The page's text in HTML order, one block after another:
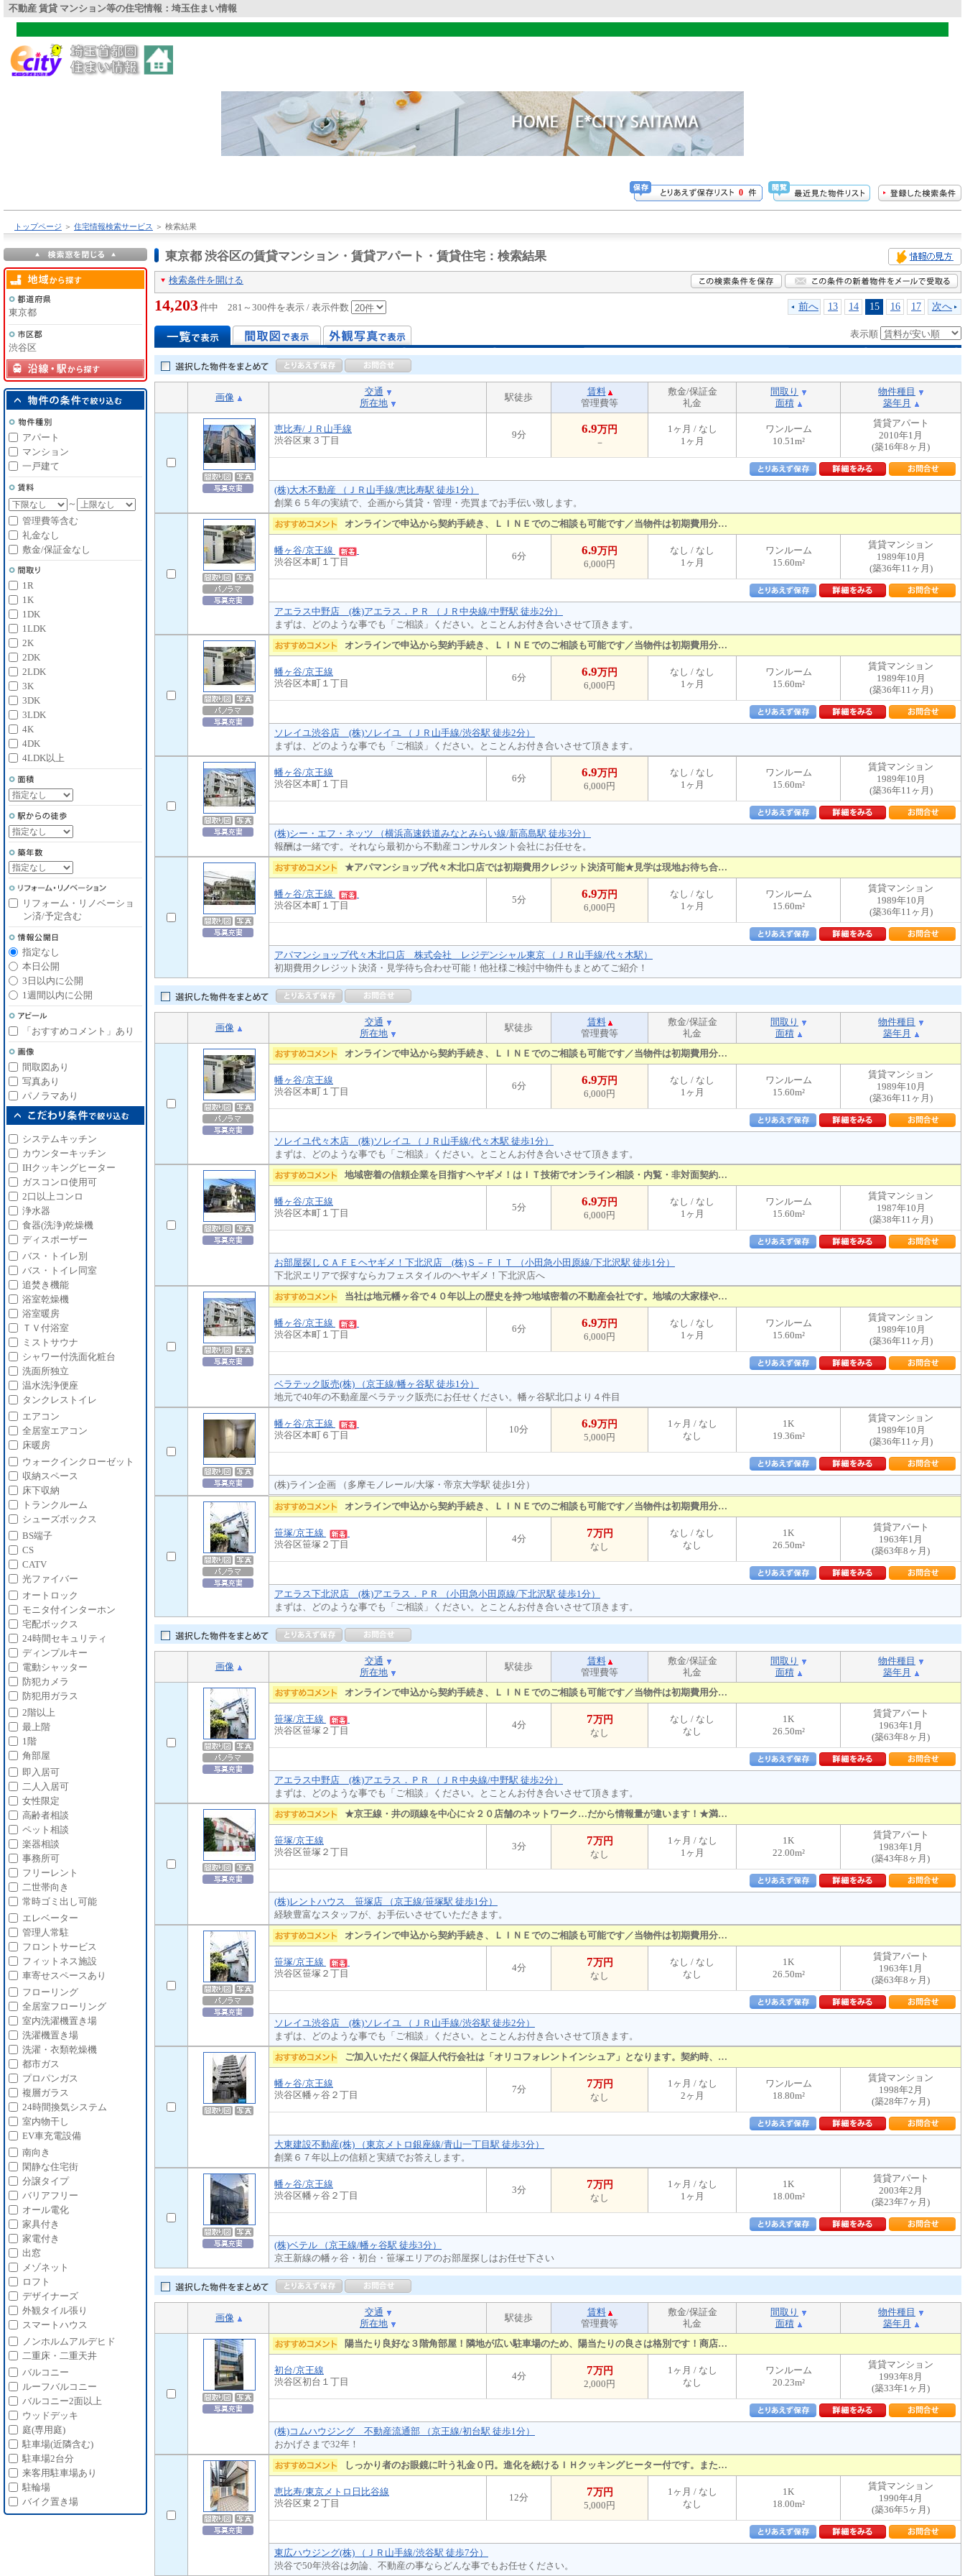
不動産 賃貸 マンション等の住宅情報：埼玉住まい情報
0
トップページ ＞ 住宅情報検索サービス ＞ 検索結果
東京都 渋谷区の賃貸マンション・賃貸アパート・賃貸住宅 ：検索結果
検索条件を開ける
14,203件中 281～300件を表示 / 表示件数 前へ 13 14 15 16 17 次へ
表示順
画像
交通
所在地
駅徒歩
賃料
管理費等
敷金/保証金
礼金
間取り
面積
物件種目
築年月
恵比寿/ＪＲ山手線
渋谷区東３丁目
9分 6.9万円
－
1ヶ月 / なし
1ヶ月
ワンルーム
10.51m²
賃貸アパート
2010年1月
(築16年8ヶ月)
(株)大木不動産 （ＪＲ山手線/恵比寿駅 徒歩1分）
創業６５年の実績で、企画から賃貸・管理・売買までお手伝い致します。
オンラインで申込から契約手続き、ＬＩＮＥでのご相談も可能です／当物件は初期費用分…
幡ヶ谷/京王線
渋谷区本町１丁目
6分 6.9万円
6,000円
なし / なし
1ヶ月
ワンルーム
15.60m²
賃貸マンション
1989年10月
(築36年11ヶ月)
アエラス中野店 (株)アエラス．ＰＲ （ＪＲ中央線/中野駅 徒歩2分）
まずは、どのような事でも「ご相談」ください。とことんお付き合いさせて頂きます。
オンラインで申込から契約手続き、ＬＩＮＥでのご相談も可能です／当物件は初期費用分…
幡ヶ谷/京王線
渋谷区本町１丁目
6分 6.9万円
6,000円
なし / なし
1ヶ月
ワンルーム
15.60m²
賃貸マンション
1989年10月
(築36年11ヶ月)
ソレイユ渋谷店 (株)ソレイユ （ＪＲ山手線/渋谷駅 徒歩2分）
まずは、どのような事でも「ご相談」ください。とことんお付き合いさせて頂きます。
幡ヶ谷/京王線
渋谷区本町１丁目
6分 6.9万円
6,000円
なし / なし
1ヶ月
ワンルーム
15.60m²
賃貸マンション
1989年10月
(築36年11ヶ月)
(株)シー・エフ・ネッツ （横浜高速鉄道みなとみらい線/新高島駅 徒歩3分）
報酬は一緒です。それなら最初から不動産コンサルタント会社にお任せを。
★アパマンショップ代々木北口店では初期費用クレジット決済可能★見学は現地お待ち合…
幡ヶ谷/京王線
渋谷区本町１丁目
5分 6.9万円
6,000円
なし / なし
1ヶ月
ワンルーム
15.60m²
賃貸マンション
1989年10月
(築36年11ヶ月)
アパマンショップ代々木北口店 株式会社 レジデンシャル東京 （ＪＲ山手線/代々木駅）
初期費用クレジット決済・見学待ち合わせ可能！他社様ご検討中物件もまとめてご紹介！
画像
交通
所在地
駅徒歩
賃料
管理費等
敷金/保証金
礼金
間取り
面積
物件種目
築年月
オンラインで申込から契約手続き、ＬＩＮＥでのご相談も可能です／当物件は初期費用分…
幡ヶ谷/京王線
渋谷区本町１丁目
6分 6.9万円
6,000円
なし / なし
1ヶ月
ワンルーム
15.60m²
賃貸マンション
1989年10月
(築36年11ヶ月)
ソレイユ代々木店 (株)ソレイユ （ＪＲ山手線/代々木駅 徒歩1分）
まずは、どのような事でも「ご相談」ください。とことんお付き合いさせて頂きます。
地域密着の信頼企業を目指すヘヤギメ！はＩＴ技術でオンライン相談・内覧・非対面契約…
幡ヶ谷/京王線
渋谷区本町１丁目
5分 6.9万円
6,000円
なし / なし
1ヶ月
ワンルーム
15.60m²
賃貸マンション
1987年10月
(築38年11ヶ月)
お部屋探しＣＡＦＥヘヤギメ！下北沢店 (株)Ｓ－ＦＩＴ （小田急小田原線/下北沢駅 徒歩1分）
下北沢エリアで探すならカフェスタイルのヘヤギメ！下北沢店へ
当社は地元幡ヶ谷で４０年以上の歴史を持つ地域密着の不動産会社です。地域の大家様や…
幡ヶ谷/京王線
渋谷区本町１丁目
6分 6.9万円
6,000円
なし / なし
1ヶ月
ワンルーム
15.60m²
賃貸マンション
1989年10月
(築36年11ヶ月)
ベラテック販売(株) （京王線/幡ヶ谷駅 徒歩1分）
地元で40年の不動産屋ベラテック販売にお任せください。幡ヶ谷駅北口より４件目
幡ヶ谷/京王線
渋谷区本町６丁目
10分 6.9万円
5,000円
1ヶ月 / なし
なし
1K
19.36m²
賃貸マンション
1989年10月
(築36年11ヶ月)
(株)ライン企画 （多摩モノレール/大塚・帝京大学駅 徒歩1分）
オンラインで申込から契約手続き、ＬＩＮＥでのご相談も可能です／当物件は初期費用分…
笹塚/京王線
渋谷区笹塚２丁目
4分 7万円
なし
なし / なし
なし
1K
26.50m²
賃貸アパート
1963年1月
(築63年8ヶ月)
アエラス下北沢店 (株)アエラス．ＰＲ （小田急小田原線/下北沢駅 徒歩1分）
まずは、どのような事でも「ご相談」ください。とことんお付き合いさせて頂きます。
画像
交通
所在地
駅徒歩
賃料
管理費等
敷金/保証金
礼金
間取り
面積
物件種目
築年月
オンラインで申込から契約手続き、ＬＩＮＥでのご相談も可能です／当物件は初期費用分…
笹塚/京王線
渋谷区笹塚２丁目
4分 7万円
なし
なし / なし
なし
1K
26.50m²
賃貸アパート
1963年1月
(築63年8ヶ月)
アエラス中野店 (株)アエラス．ＰＲ （ＪＲ中央線/中野駅 徒歩2分）
まずは、どのような事でも「ご相談」ください。とことんお付き合いさせて頂きます。
★京王線・井の頭線を中心に☆２０店舗のネットワーク…だから情報量が違います！★満…
笹塚/京王線
渋谷区笹塚２丁目
3分 7万円
なし
1ヶ月 / なし
1ヶ月
1K
22.00m²
賃貸アパート
1983年1月
(築43年8ヶ月)
(株)レントハウス 笹塚店 （京王線/笹塚駅 徒歩1分）
経験豊富なスタッフが、お手伝いさせていただきます。
オンラインで申込から契約手続き、ＬＩＮＥでのご相談も可能です／当物件は初期費用分…
笹塚/京王線
渋谷区笹塚２丁目
4分 7万円
なし
なし / なし
なし
1K
26.50m²
賃貸アパート
1963年1月
(築63年8ヶ月)
ソレイユ渋谷店 (株)ソレイユ （ＪＲ山手線/渋谷駅 徒歩2分）
まずは、どのような事でも「ご相談」ください。とことんお付き合いさせて頂きます。
ご加入いただく保証人代行会社は「オリコフォレントインシュア」となります。契約時、…
幡ヶ谷/京王線
渋谷区幡ヶ谷２丁目
7分 7万円
なし
1ヶ月 / なし
2ヶ月
ワンルーム
18.80m²
賃貸マンション
1998年2月
(築28年7ヶ月)
大東建設不動産(株) （東京メトロ銀座線/青山一丁目駅 徒歩3分）
創業６７年以上の信頼と実績でお答えします。
幡ヶ谷/京王線
渋谷区幡ヶ谷２丁目
3分 7万円
なし
1ヶ月 / なし
1ヶ月
1K
18.00m²
賃貸アパート
2003年2月
(築23年7ヶ月)
(株)ベテル （京王線/幡ヶ谷駅 徒歩3分）
京王新線の幡ヶ谷・初台・笹塚エリアのお部屋探しはお任せ下さい
画像
交通
所在地
駅徒歩
賃料
管理費等
敷金/保証金
礼金
間取り
面積
物件種目
築年月
陽当たり良好な３階角部屋！隣地が広い駐車場のため、陽当たりの良さは格別です！商店…
初台/京王線
渋谷区初台１丁目
4分 7万円
2,000円
1ヶ月 / なし
なし
ワンルーム
20.23m²
賃貸マンション
1993年8月
(築33年1ヶ月)
(株)コムハウジング 不動産流通部 （京王線/初台駅 徒歩1分）
おかげさまで32年！
しっかり者のお眼鏡に叶う礼金０円。進化を続けるＩＨクッキングヒーター付です。また…
恵比寿/東京メトロ日比谷線
渋谷区東２丁目
12分 7万円
5,000円
1ヶ月 / なし
なし
1K
18.00m²
賃貸マンション
1990年4月
(築36年5ヶ月)
東広ハウジング(株) （ＪＲ山手線/渋谷駅 徒歩7分）
渋谷で50年渋谷は勿論、不動産の事ならどんな事でもお任せください。
東京都
渋谷区
アパート
マンション
一戸建て
～
管理費等含む
礼金なし
敷金/保証金なし
1R
1K
1DK
1LDK
2K
2DK
2LDK
3K
3DK
3LDK
4K
4DK
4LDK以上
リフォーム・リノベーショ
ン済/予定含む
指定なし
本日公開
3日以内に公開
1週間以内に公開
「おすすめコメント」あり
間取図あり
写真あり
パノラマあり
システムキッチン
カウンターキッチン
IHクッキングヒーター
ガスコンロ使用可
2口以上コンロ
浄水器
食器(洗浄)乾燥機
ディスポーザー
バス・トイレ別
バス・トイレ同室
追焚き機能
浴室乾燥機
浴室暖房
ＴＶ付浴室
ミストサウナ
シャワー付洗面化粧台
洗面所独立
温水洗浄便座
タンクレストイレ
エアコン
全居室エアコン
床暖房
ウォークインクローゼット
収納スペース
床下収納
トランクルーム
シューズボックス
BS端子
CS
CATV
光ファイバー
オートロック
モニタ付インターホン
宅配ボックス
24時間セキュリティ
ディンプルキー
電動シャッター
防犯カメラ
防犯用ガラス
2階以上
最上階
1階
角部屋
即入居可
二人入居可
女性限定
高齢者相談
ペット相談
楽器相談
事務所可
フリーレント
二世帯向き
常時ゴミ出し可能
エレベーター
管理人常駐
フロントサービス
フィットネス施設
車寄せスペースあり
フローリング
全居室フローリング
室内洗濯機置き場
洗濯機置き場
洗濯・衣類乾燥機
都市ガス
プロパンガス
複層ガラス
24時間換気システム
室内物干し
EV車充電設備
南向き
閑静な住宅街
分譲タイプ
バリアフリー
オール電化
家具付き
家電付き
出窓
メゾネット
ロフト
デザイナーズ
外観タイル張り
スマートハウス
ノンホルムアルデヒド
二重床・二重天井
バルコニー
ルーフバルコニー
バルコニー2面以上
ウッドデッキ
庭(専用庭)
駐車場(近隣含む)
駐車場2台分
来客用駐車場あり
駐輪場
バイク置き場